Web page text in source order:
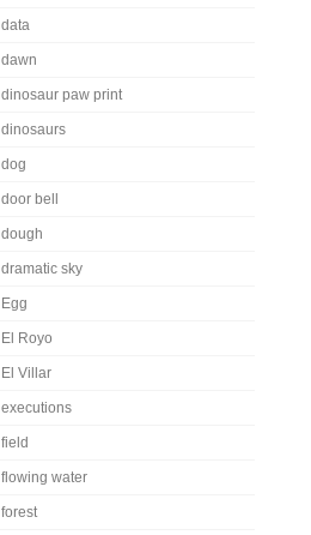
data
dawn
dinosaur paw print
dinosaurs
dog
door bell
dough
dramatic sky
Egg
El Royo
El Villar
executions
field
flowing water
forest